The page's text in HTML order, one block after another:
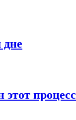
дне
процесс